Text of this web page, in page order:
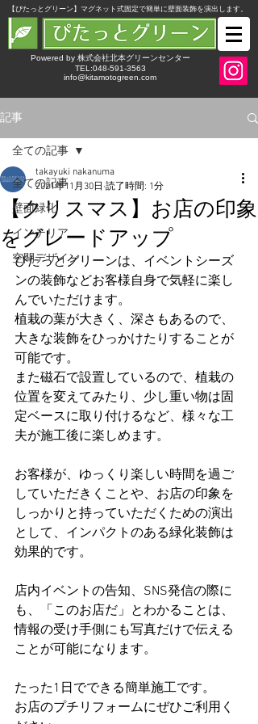
​【ぴたっとグリーン】マグネット式固定で簡単に壁面装飾を演出します。
Powered by 株式会社北本グリーンセンター
TEL:048-591-3563
info@kitamotogreen.com
記事
全ての記事
壁面緑化
インテリア
空間デザイン
全ての記事
【クリスマス】お店の印象
をグレードアップ
takayuki nakanuma
2021年11月30日 読了時間: 1分
ぴたっとグリーンは、イベントシーズ
ンの装飾などお客様自身で気軽に楽し
んでいただけます。
植栽の葉が大きく、深さもあるので、
大きな装飾をひっかけたりすることが
可能です。
また磁石で設置しているので、植栽の
位置を変えてみたり、少し重い物は固
定ベースに取り付けるなど、様々な工
夫が施工後に楽しめます。
お客様が、ゆっくり楽しい時間を過ご
していただきくことや、お店の印象を
しっかりと持っていただくための演出
として、インパクトのある緑化装飾は
効果的です。
店内イベントの告知、SNS発信の際に
も、「このお店だ」とわかることは、
情報の受け手側にも写真だけで伝える
ことが可能になります。
たった1日でできる簡単施工です。
お店のプチリフォームにぜひご利用く